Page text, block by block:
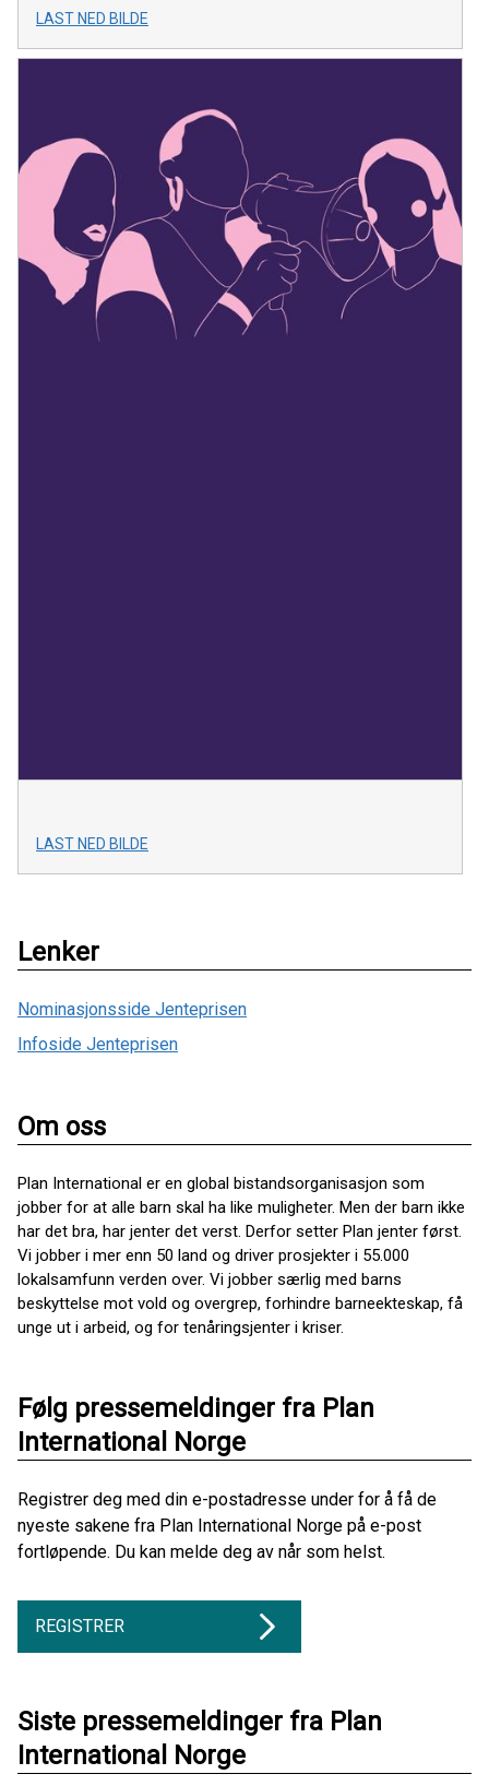
LAST NED BILDE
LAST NED BILDE
Lenker
Nominasjonsside Jenteprisen
Infoside Jenteprisen
Om oss
Plan International er en global bistandsorganisasjon som
jobber for at alle barn skal ha like muligheter. Men der barn ikke
har det bra, har jenter det verst. Derfor setter Plan jenter først.
Vi jobber i mer enn 50 land og driver prosjekter i 55.000
lokalsamfunn verden over. Vi jobber særlig med barns
beskyttelse mot vold og overgrep, forhindre barneekteskap, få
unge ut i arbeid, og for tenåringsjenter i kriser.
Følg pressemeldinger fra Plan
International Norge
Registrer deg med din e-postadresse under for å få de
nyeste sakene fra Plan International Norge på e-post
fortløpende. Du kan melde deg av når som helst.
REGISTRER
Siste pressemeldinger fra Plan
International Norge